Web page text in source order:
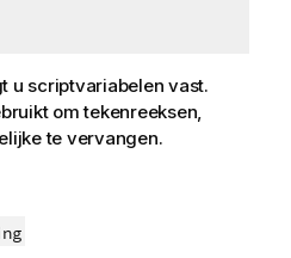
u scriptvariabelen vast.
om tekenreeksen,
te vervangen.